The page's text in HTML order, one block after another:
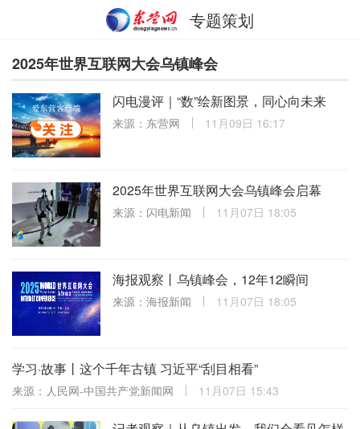
专题策划
2025年世界互联网大会乌镇峰会
闪电漫评｜“数”绘新图景，同心向未来
来源：东营网 11月09日 16:17
2025年世界互联网大会乌镇峰会启幕
来源：闪电新闻 11月07日 18:05
海报观察丨乌镇峰会，12年12瞬间
来源：海报新闻 11月07日 18:05
学习·故事丨这个千年古镇 习近平“刮目相看”
来源：人民网-中国共产党新闻网 11月07日 15:43